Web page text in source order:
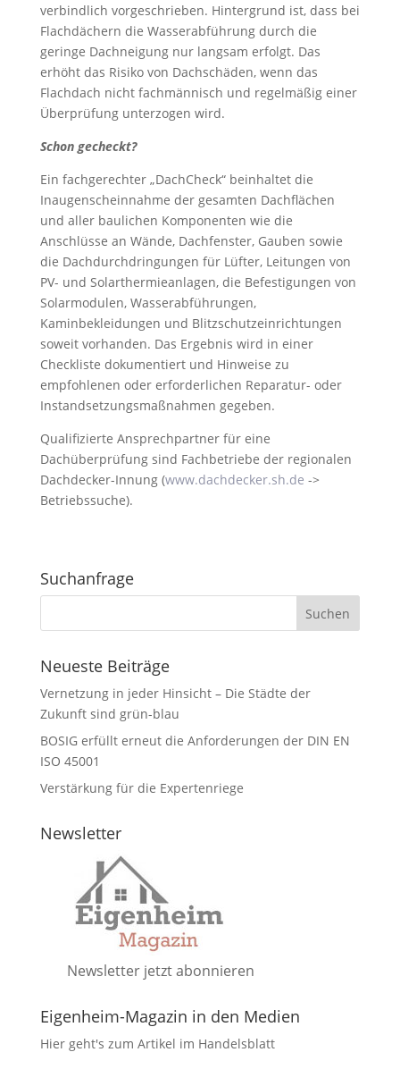
verbindlich vorgeschrieben. Hintergrund ist, dass bei
Flachdächern die Wasserabführung durch die
geringe Dachneigung nur langsam erfolgt. Das
erhöht das Risiko von Dachschäden, wenn das
Flachdach nicht fachmännisch und regelmäßig einer
Überprüfung unterzogen wird.
Schon gecheckt?
Ein fachgerechter „DachCheck“ beinhaltet die
Inaugenscheinnahme der gesamten Dachflächen
und aller baulichen Komponenten wie die
Anschlüsse an Wände, Dachfenster, Gauben sowie
die Dachdurchdringungen für Lüfter, Leitungen von
PV- und Solarthermieanlagen, die Befestigungen von
Solarmodulen, Wasserabführungen,
Kaminbekleidungen und Blitzschutzeinrichtungen
soweit vorhanden. Das Ergebnis wird in einer
Checkliste dokumentiert und Hinweise zu
empfohlenen oder erforderlichen Reparatur- oder
Instandsetzungsmaßnahmen gegeben.
Qualifizierte Ansprechpartner für eine
Dachüberprüfung sind Fachbetriebe der regionalen
Dachdecker-Innung (www.dachdecker.sh.de ->
Betriebssuche).
Suchanfrage
Neueste Beiträge
Vernetzung in jeder Hinsicht – Die Städte der
Zukunft sind grün-blau
BOSIG erfüllt erneut die Anforderungen der DIN EN
ISO 45001
Verstärkung für die Expertenriege
Newsletter
Newsletter jetzt abonnieren
Eigenheim-Magazin in den Medien
Hier geht's zum Artikel im Handelsblatt